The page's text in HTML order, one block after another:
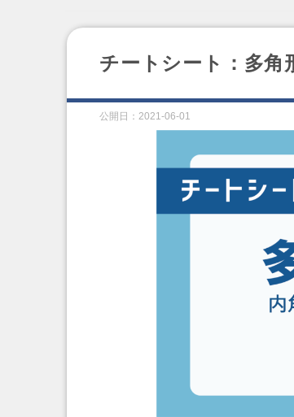
チートシート：多角
公開日： 2021-06-01